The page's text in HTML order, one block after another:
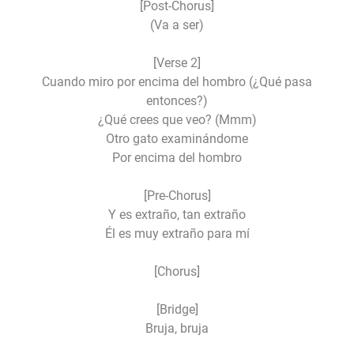
[Post-Chorus]
(Va a ser)
[Verse 2]
Cuando miro por encima del hombro (¿Qué pasa
entonces?)
¿Qué crees que veo? (Mmm)
Otro gato examinándome
Por encima del hombro
[Pre-Chorus]
Y es extraño, tan extraño
Él es muy extraño para mí
[Chorus]
[Bridge]
Bruja, bruja